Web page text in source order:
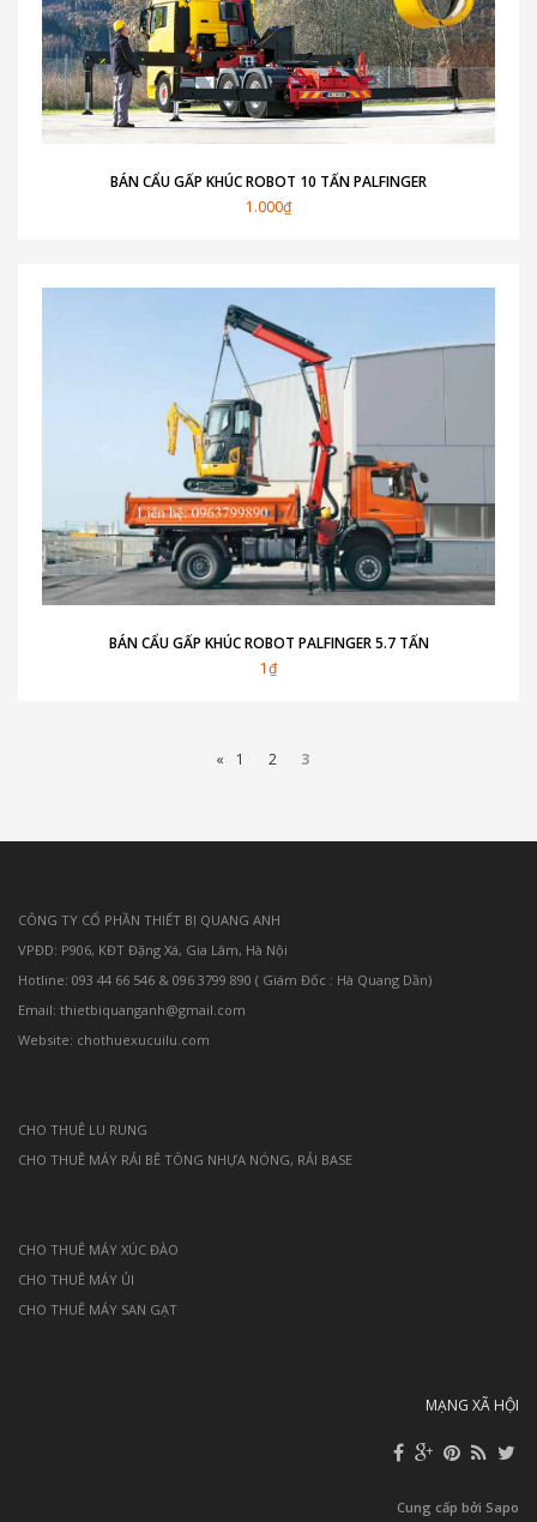
BÁN CẨU GẤP KHÚC ROBOT 10 TẤN PALFINGER
1.000₫
BÁN CẨU GẤP KHÚC ROBOT PALFINGER 5.7 TẤN
1₫
« 1 2 3
CÔNG TY CỔ PHẦN THIẾT BỊ QUANG ANH
VPĐD: P906, KĐT Đặng Xá, Gia Lâm, Hà Nội
Hotline: 093 44 66 546 & 096 3799 890 ( Giám Đốc : Hà Quang Dần)
Email: thietbiquanganh@gmail.com
Website: chothuexucuilu.com
CHO THUÊ LU RUNG
CHO THUÊ MÁY RẢI BÊ TÔNG NHỰA NÓNG, RẢI BASE
CHO THUÊ MÁY XÚC ĐÀO
CHO THUÊ MÁY ỦI
CHO THUÊ MÁY SAN GẠT
MẠNG XÃ HỘI
Cung cấp bởi Sapo